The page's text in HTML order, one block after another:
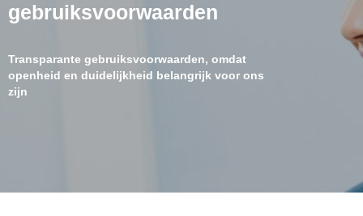
gebruiksvoorwaarden
Transparante gebruiksvoorwaarden, omdat
openheid en duidelijkheid belangrijk voor ons
zijn